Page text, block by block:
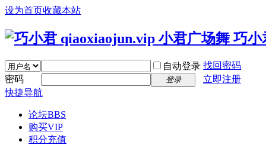
设为首页收藏本站
自动登录 找回密码
密码
登录
立即注册
快捷导航
论坛BBS
购买VIP
积分充值